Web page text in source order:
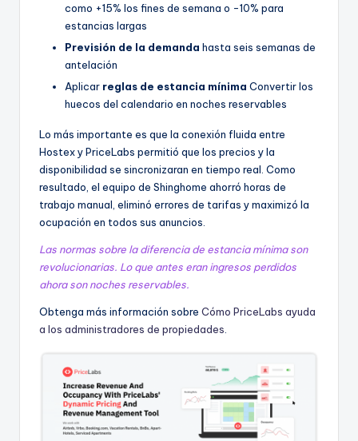
como +15% los fines de semana o -10% para
estancias largas
Previsión de la demanda hasta seis semanas de
antelación
Aplicar reglas de estancia mínima Convertir los
huecos del calendario en noches reservables
Lo más importante es que la conexión fluida entre
Hostex y PriceLabs permitió que los precios y la
disponibilidad se sincronizaran en tiempo real. Como
resultado, el equipo de Shinghome ahorró horas de
trabajo manual, eliminó errores de tarifas y maximizó la
ocupación en todos sus anuncios.
Las normas sobre la diferencia de estancia mínima son
revolucionarias. Lo que antes eran ingresos perdidos
ahora son noches reservables.
Obtenga más información sobre Cómo PriceLabs ayuda
a los administradores de propiedades